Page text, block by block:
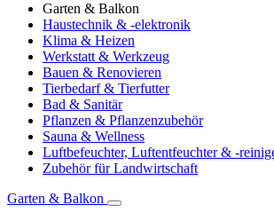
Garten & Balkon
Haustechnik & -elektronik
Klima & Heizen
Werkstatt & Werkzeug
Bauen & Renovieren
Tierbedarf & Tierfutter
Bad & Sanitär
Pflanzen & Pflanzenzubehör
Sauna & Wellness
Luftbefeuchter, Luftentfeuchter & -
Zubehör für Landwirtschaft
Garten & Balkon